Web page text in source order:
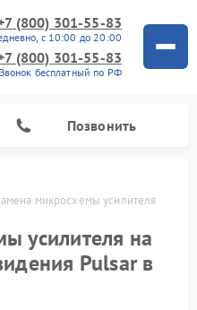
(800) 301-55-83
с 10:00 до 20:00
(800) 301-55-83
Звонок бесплатный по РФ
Позвонить
микросхемы усилителя
усилителя на
Pulsar в